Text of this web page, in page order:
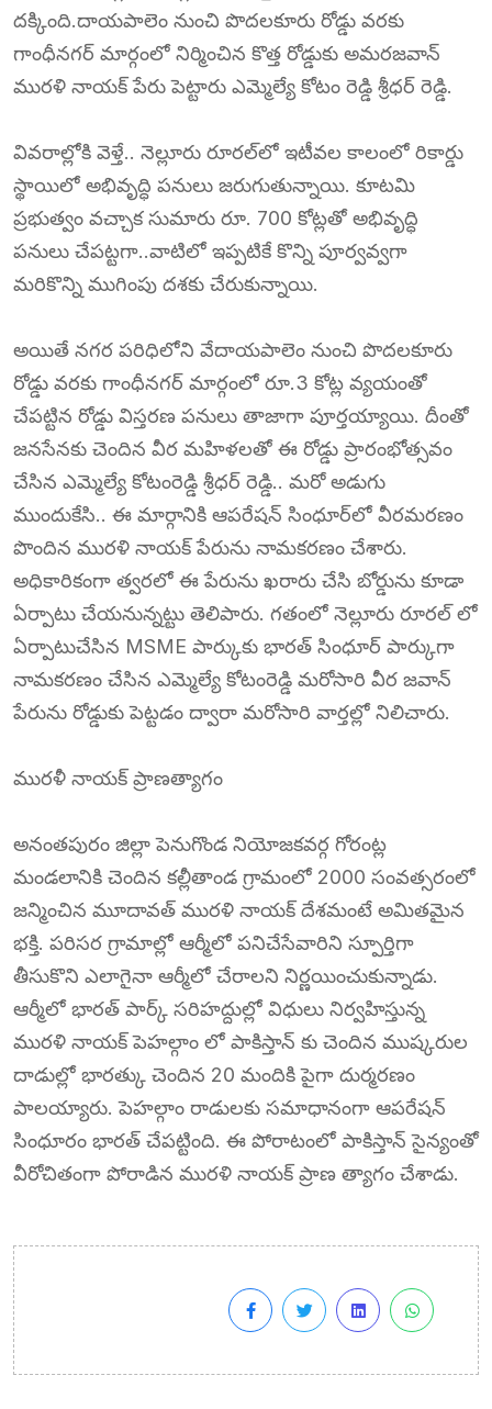
దక్కింది.దాయపాలెం నుంచి పొదలకూరు రోడ్డు వరకు
గాంధీనగర్ మార్గంలో నిర్మించిన కొత్త రోడ్డుకు అమరజవాన్
మురళి నాయక్ పేరు పెట్టారు ఎమ్మెల్యే కోటం రెడ్డి శ్రీధర్ రెడ్డి.
వివరాల్లోకి వెళ్తే.. నెల్లూరు రూరల్‌లో ఇటీవల కాలంలో రికార్డు
స్థాయిలో అభివృద్ధి పనులు జరుగుతున్నాయి. కూటమి
ప్రభుత్వం వచ్చాక సుమారు రూ. 700 కోట్లతో అభివృద్ధి
పనులు చేపట్టగా..వాటిలో ఇప్పటికే కొన్ని పూర్వవ్వగా
మరికొన్ని ముగింపు దశకు చేరుకున్నాయి.
అయితే నగర పరిధిలోని వేదాయపాలెం నుంచి పొదలకూరు
రోడ్డు వరకు గాంధీనగర్ మార్గంలో రూ.3 కోట్ల వ్యయంతో
చేపట్టిన రోడ్డు విస్తరణ పనులు తాజాగా పూర్తయ్యాయి. దీంతో
జనసేనకు చెందిన వీర మహిళలతో ఈ రోడ్డు ప్రారంభోత్సవం
చేసిన ఎమ్మెల్యే కోటంరెడ్డి శ్రీధర్ రెడ్డి.. మరో అడుగు
ముందుకేసి.. ఈ మార్గానికి ఆపరేషన్ సింధూర్‌లో వీరమరణం
పొందిన మురళి నాయక్ పేరును నామకరణం చేశారు.
అధికారికంగా త్వరలో ఈ పేరును ఖరారు చేసి బోర్డును కూడా
ఏర్పాటు చేయనున్నట్టు తెలిపారు. గతంలో నెల్లూరు రూరల్ లో
ఏర్పాటుచేసిన MSME పార్కుకు భారత్ సింధూర్ పార్కుగా
నామకరణం చేసిన ఎమ్మెల్యే కోటంరెడ్డి మరోసారి వీర జవాన్
పేరును రోడ్డుకు పెట్టడం ద్వారా మరోసారి వార్తల్లో నిలిచారు.
మురళీ నాయక్ ప్రాణత్యాగం
అనంతపురం జిల్లా పెనుగొండ నియోజకవర్గ గోరంట్ల
మండలానికి చెందిన కల్లీతాండ గ్రామంలో 2000 సంవత్సరంలో
జన్మించిన మూదావత్ మురళి నాయక్ దేశమంటే అమితమైన
భక్తి. పరిసర గ్రామాల్లో ఆర్మీలో పనిచేసేవారిని స్పూర్తిగా
తీసుకొని ఎలాగైనా ఆర్మీలో చేరాలని నిర్ణయించుకున్నాడు.
ఆర్మీలో భారత్ పార్క్ సరిహద్దుల్లో విధులు నిర్వహిస్తున్న
మురళి నాయక్ పెహల్గాం లో పాకిస్తాన్ కు చెందిన ముష్కరుల
దాడుల్లో భారత్కు చెందిన 20 మందికి పైగా దుర్మరణం
పాలయ్యారు. పెహల్గాం రాడులకు సమాధానంగా ఆపరేషన్
సింధూరం భారత్ చేపట్టింది. ఈ పోరాటంలో పాకిస్తాన్ సైన్యంతో
వీరోచితంగా పోరాడిన మురళి నాయక్ ప్రాణ త్యాగం చేశాడు.